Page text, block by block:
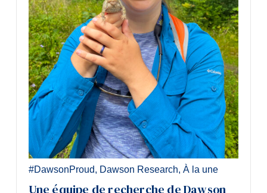
#DawsonProud, Dawson Research, À la une
Une équipe de recherche de Dawson